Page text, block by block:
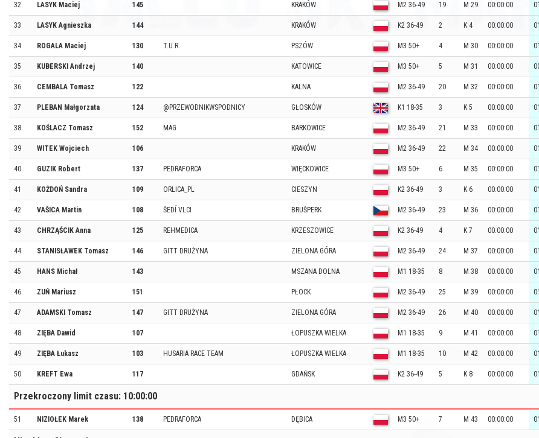
32 LASYK Maciej 145 KRAKÓW M2 36-49 19 M 29 00:00:00
33 LASYK Agnieszka 144 KRAKÓW K2 36-49 2 K 4 00:00:00
34 ROGALA Maciej 130 T.U.R. PSZÓW M3 50+ 4 M 30 00:00:00
35 KUBERSKI Andrzej 140 KATOWICE M3 50+ 5 M 31 00:00:00
36 CEMBALA Tomasz 122 KALNA M2 36-49 20 M 32 00:00:00
37 PLEBAN Małgorzata 124 @PRZEWODNIKWSPODNICY GŁOSKÓW K1 18-35 3 K 5 00:00:00
38 KOŚLACZ Tomasz 152 MAG BARKOWICE M2 36-49 21 M 33 00:00:00
39 WITEK Wojciech 106 KRAKÓW M2 36-49 22 M 34 00:00:00
40 GUZIK Robert 137 PEDRAFORCA WIĘCKOWICE M3 50+ 6 M 35 00:00:00
41 KOŻDOŃ Sandra 109 ORLICA_PL CIESZYN K2 36-49 3 K 6 00:00:00
42 VAŠICA Martin 108 ŠEDÍ VLCI BRUŠPERK M2 36-49 23 M 36 00:00:00
43 CHRZĄŚCIK Anna 125 REHMEDICA KRZESZOWICE K2 36-49 4 K 7 00:00:00
44 STANISŁAWEK Tomasz 146 GITT DRUŻYNA ZIELONA GÓRA M2 36-49 24 M 37 00:00:00
45 HANS Michał 143 MSZANA DOLNA M1 18-35 8 M 38 00:00:00
46 ZUŃ Mariusz 151 PŁOCK M2 36-49 25 M 39 00:00:00
47 ADAMSKI Tomasz 147 GITT DRUŻYNA ZIELONA GÓRA M2 36-49 26 M 40 00:00:00
48 ZIĘBA Dawid 107 ŁOPUSZKA WIELKA M1 18-35 9 M 41 00:00:00
49 ZIĘBA Łukasz 103 HUSARIA RACE TEAM ŁOPUSZKA WIELKA M1 18-35 10 M 42 00:00:00
50 KREFT Ewa 117 GDAŃSK K2 36-49 5 K 8 00:00:00
Przekroczony limit czasu: 10:00:00
51 NIZIOŁEK Marek 138 PEDRAFORCA DĘBICA M3 50+ 7 M 43 00:00:00